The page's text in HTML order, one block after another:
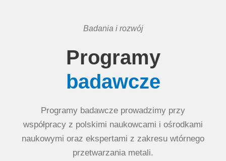
Badania i rozwój
Programy
badawcze
Programy badawcze prowadzimy przy
współpracy z polskimi naukowcami i ośrodkami
naukowymi oraz ekspertami z zakresu wtórnego
przetwarzania metali.